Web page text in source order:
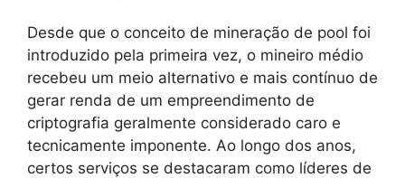
Desde que o conceito de mineração de pool foi
introduzido pela primeira vez, o mineiro médio
recebeu um meio alternativo e mais contínuo de
gerar renda de um empreendimento de
criptografia geralmente considerado caro e
tecnicamente imponente. Ao longo dos anos,
certos serviços se destacaram como líderes de